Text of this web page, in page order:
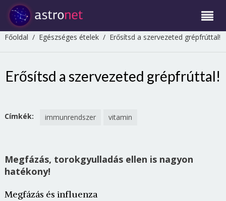
Főoldal / Egészséges ételek/ Erősítsd a szervezeted grépfrúttal!
Erősítsd a szervezeted grépfrúttal!
Címkék: immunrendszer vitamin
Megfázás, torokgyulladás ellen is nagyon
hatékony!
Megfázás és influenza